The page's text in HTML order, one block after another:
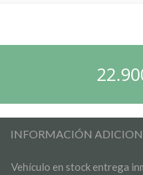
INFORMACIÓN
Vehículo en stock entrega